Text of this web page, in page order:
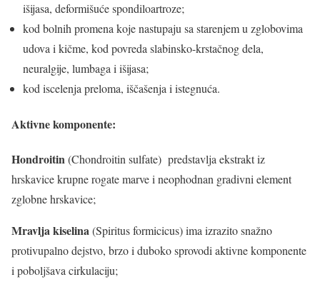
išijasa, deformišuće spondiloartroze;
kod bolnih promena koje nastupaju sa starenjem u zglobovima
udova i kičme, kod povreda slabinsko-krstačnog dela,
neuralgije, lumbaga i išijasa;
kod iscelenja preloma, iščašenja i istegnuća.
Aktivne komponente:
Hondroitin(Chondroitin sulfate) predstavlja ekstrakt iz
hrskavice krupne rogate marve i neophodnan gradivni element
zglobne hrskavice;
Mravlja kiselina(Spiritus formicicus) ima izrazito snažno
protivupalno dejstvo, brzo i duboko sprovodi aktivne komponente
i poboljšava cirkulaciju;